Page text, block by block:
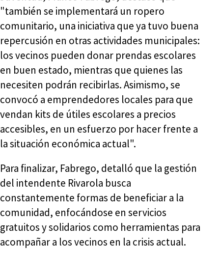
"también se implementará un ropero
comunitario, una iniciativa que ya tuvo buena
repercusión en otras actividades municipales:
los vecinos pueden donar prendas escolares
en buen estado, mientras que quienes las
necesiten podrán recibirlas. Asimismo, se
convocó a emprendedores locales para que
vendan kits de útiles escolares a precios
accesibles, en un esfuerzo por hacer frente a
la situación económica actual".
Para finalizar, Fabrego, detalló que la gestión
del intendente Rivarola busca
constantemente formas de beneficiar a la
comunidad, enfocándose en servicios
gratuitos y solidarios como herramientas para
acompañar a los vecinos en la crisis actual.